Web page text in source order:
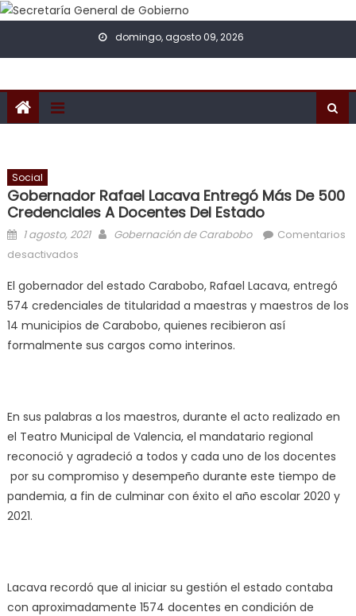
Skip to content
domingo, agosto 09, 2026
Social
Gobernador Rafael Lacava Entregó Más De 500
Credenciales A Docentes Del Estado
Posted on
1 agosto, 2021 Author
Gobernación de Carabobo
Comentarios
desactivados
El gobernador del estado Carabobo, Rafael Lacava, entregó
574 credenciales de titularidad a maestras y maestros de los
14 municipios de Carabobo, quienes recibieron así
formalmente sus cargos como interinos.
En sus palabras a los maestros, durante el acto realizado en
el Teatro Municipal de Valencia, el mandatario regional
reconoció y agradeció a todos y cada uno de los docentes
por su compromiso y desempeño durante este tiempo de
pandemia, a fin de culminar con éxito el año escolar 2020 y
2021.
Lacava recordó que al iniciar su gestión el estado contaba
con aproximadamente 1574 docentes en condición de